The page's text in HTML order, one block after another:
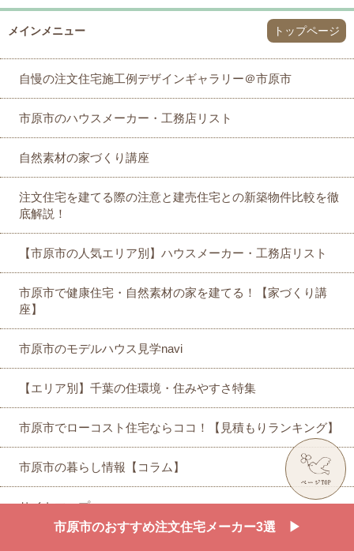
市原市のおすすめ注文住宅メーカー3選 ▶
メインメニュー トップページ
自慢の注文住宅施工例デザインギャラリー＠市原市
市原市のハウスメーカー・工務店リスト
自然素材の家づくり講座
注文住宅を建てる際の注意と建売住宅との新築物件比較を徹
底解説！
【市原市の人気エリア別】ハウスメーカー・工務店リスト
市原市で健康住宅・自然素材の家を建てる！【家づくり講
座】
市原市のモデルハウス見学navi
【エリア別】千葉の住環境・住みやすさ特集
市原市でローコスト住宅ならココ！【見積もりランキング】
市原市の暮らし情報【コラム】
サイトマップ